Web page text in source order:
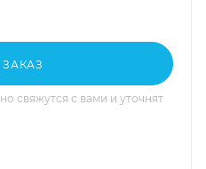
свяжутся с вами и уточнят